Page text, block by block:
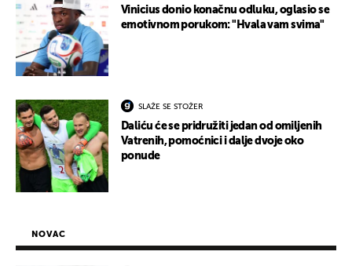
Vinicius donio konačnu odluku, oglasio se
emotivnom porukom: "Hvala vam svima"
SLAŽE SE STOŽER
Daliću će se pridružiti jedan od omiljenih
Vatrenih, pomoćnici i dalje dvoje oko
ponude
NOVAC